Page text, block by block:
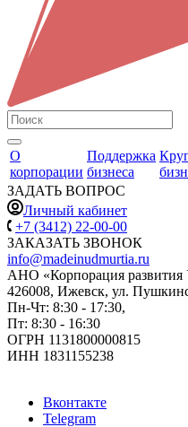
О
корпорации
Поддержка
бизнеса
ЗАДАТЬ ВОПРОС
Личный кабинет
+7 (3412) 22-00-00
ЗАКАЗАТЬ ЗВОНОК
info@madeinudmurtia.ru
АНО «Корпорация развития
426008, Ижевск, ул.
Пн-Чт: 8:30 - 17:30,
Пт: 8:30 - 16:30
ОГРН 1131800000815
ИНН 1831155238
Вконтакте
Telegram